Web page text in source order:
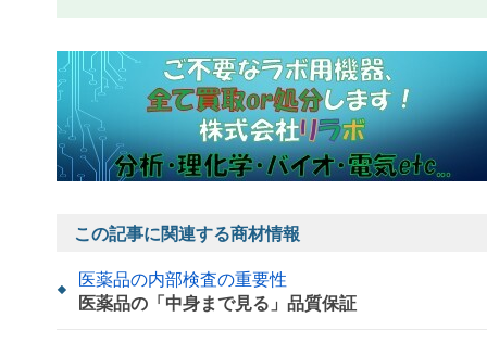
この記事に関連する商材情報
医薬品の内部検査の重要性
医薬品の「中身まで見る」品質保証